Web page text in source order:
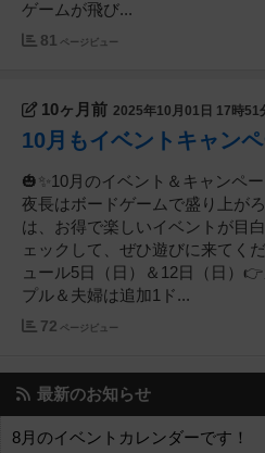
ゲームが飛び...
81 ページビュー
10ヶ月前 2025年10月01日 17時51
10月もイベントキャン
🎃✨10月のイベント＆キャンペ
夜長はボードゲームで盛り上が
は、お得で楽しいイベントが目
ェックして、ぜひ遊びに来てく
ュール5日（日）＆12日（日）
プル＆夫婦は追加1ド...
72 ページビュー
最新のお知らせ
8月のイベントカレンダーです！